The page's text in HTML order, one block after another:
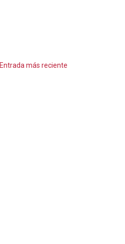
Entrada más reciente